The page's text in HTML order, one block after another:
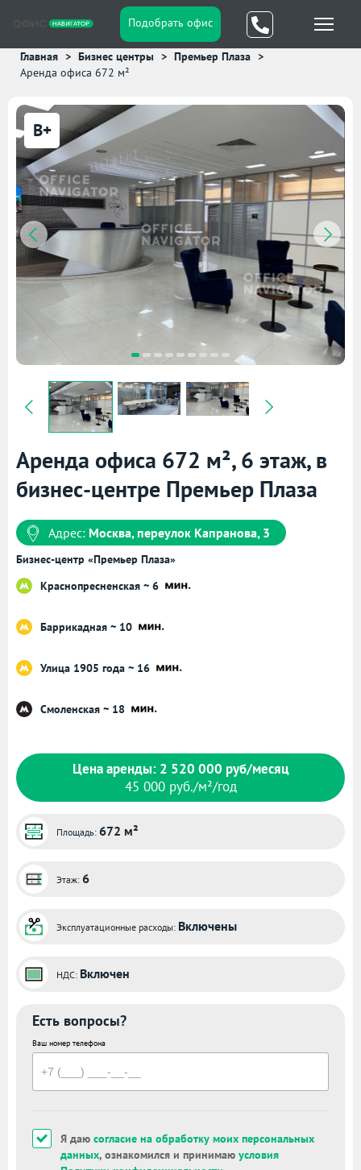
Подобрать офис
Главная Бизнес центры
Премьер Плаза
Аренда офиса 672 м²
B+
Аренда офиса 672 м², 6 этаж, в
бизнес-центре Премьер Плаза
Адрес: Москва, переулок Капранова, 3
Бизнес-центр «Премьер Плаза»
Краснопресненская ~ 6
Баррикадная ~ 10
Улица 1905 года ~ 16
Смоленская ~ 18
Цена аренды: 2 520 000 руб/месяц
45 000 руб./м²/год
Площадь: 672 м²
Этаж: 6
Эксплуатационные расходы: Включены
НДС: Включен
Есть вопросы?
Ваш номер телефона
Я даю согласие на обработку моих персональных
данных, ознакомился и принимаю условия